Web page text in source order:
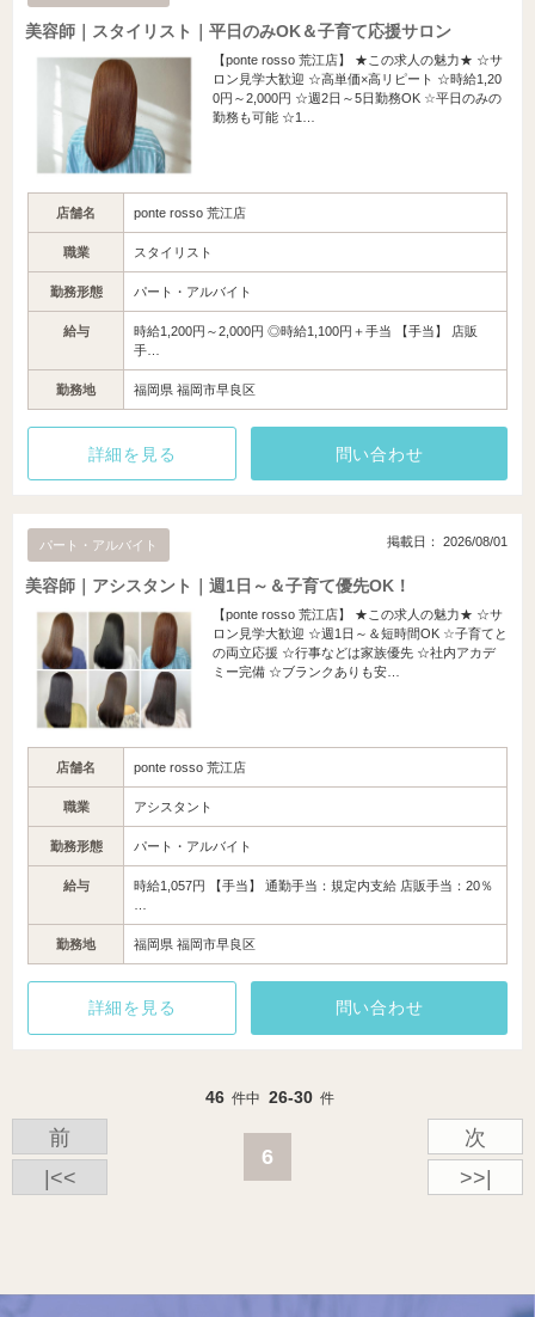
美容師｜スタイリスト｜平日のみOK＆子育て応援サロン
【ponte rosso 荒江店】 ★この求人の魅力★ ☆サ
ロン見学大歓迎 ☆高単価×高リピート ☆時給1,20
0円～2,000円 ☆週2日～5日勤務OK ☆平日のみの
勤務も可能 ☆1…
店舗名 ponte rosso 荒江店
職業 スタイリスト
勤務形態 パート・アルバイト
給与
時給1,200円～2,000円 ◎時給1,100円＋手当 【手当】 店販
手…
勤務地 福岡県 福岡市早良区
詳細を見る 問い合わせ
パート・アルバイト 掲載日： 2026/08/01
美容師｜アシスタント｜週1日～＆子育て優先OK！
【ponte rosso 荒江店】 ★この求人の魅力★ ☆サ
ロン見学大歓迎 ☆週1日～＆短時間OK ☆子育てと
の両立応援 ☆行事などは家族優先 ☆社内アカデ
ミー完備 ☆ブランクありも安…
店舗名 ponte rosso 荒江店
職業 アシスタント
勤務形態 パート・アルバイト
給与
時給1,057円 【手当】 通勤手当：規定内支給 店販手当：20％
勤務地 福岡県 福岡市早良区
詳細を見る 問い合わせ
46 件中 26-30 件
|<<
前
6
次
>>|